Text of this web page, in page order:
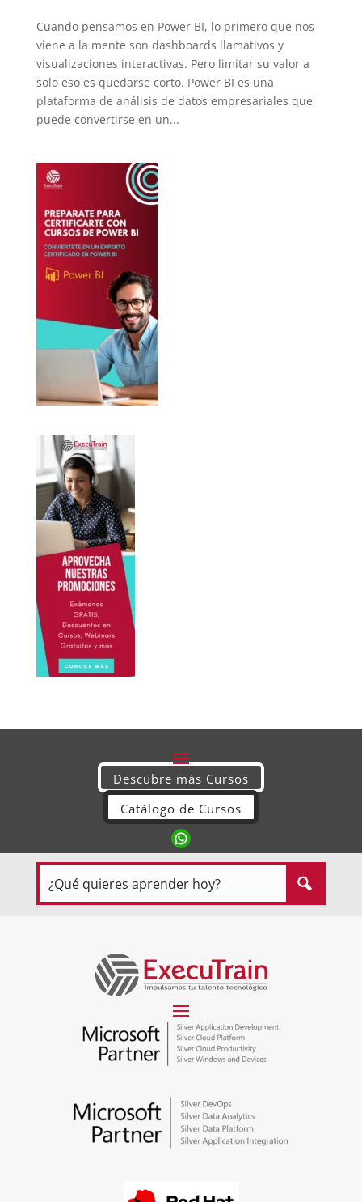
Cuando pensamos en Power BI, lo primero que nos
viene a la mente son dashboards llamativos y
visualizaciones interactivas. Pero limitar su valor a
solo eso es quedarse corto. Power BI es una
plataforma de análisis de datos empresariales que
puede convertirse en un...
Descubre más Cursos
Catálogo de Cursos